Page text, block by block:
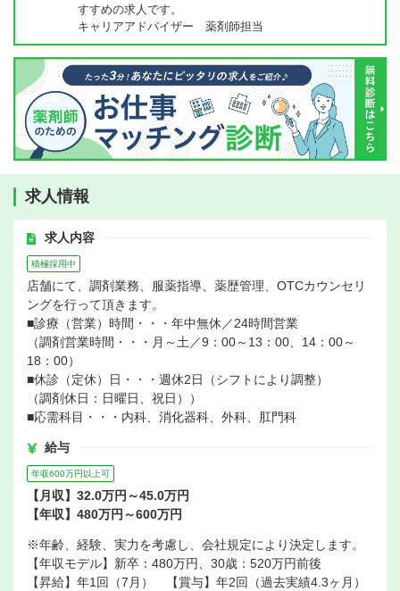
すすめの求人です。
キャリアアドバイザー 薬剤師担当
求人情報
求人内容
積極採用中
店舗にて、調剤業務、服薬指導、薬歴管理、OTCカウンセリ
ングを行って頂きます。
■診療（営業）時間・・・年中無休／24時間営業
（調剤営業時間・・・月～土／9：00～13：00、14：00～
18：00）
■休診（定休）日・・・週休2日（シフトにより調整）
（調剤休日：日曜日、祝日））
■応需科目・・・内科、消化器科、外科、肛門科
給与
年収600万円以上可
【月収】32.0万円～45.0万円
【年収】480万円～600万円
※年齢、経験、実力を考慮し、会社規定により決定します。
【年収モデル】新卒：480万円、30歳：520万円前後
【昇給】年1回（7月） 【賞与】年2回（過去実績4.3ヶ月）